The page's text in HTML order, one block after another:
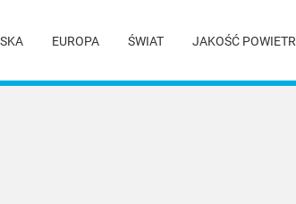
EUROPA ŚWIAT JAKOŚĆ